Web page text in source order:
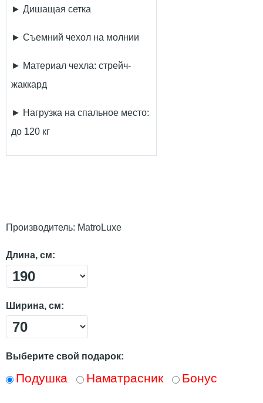
► Дишащая сетка
► Съемний чехол на молнии
► Материал чехла: стрейч-
жаккард
► Нагрузка на спальное место:
до 120 кг
Производитель: MatroLuxe
Длина, см:
Ширина, см:
Выберите свой подарок:
Подушка Наматрасник Бонус